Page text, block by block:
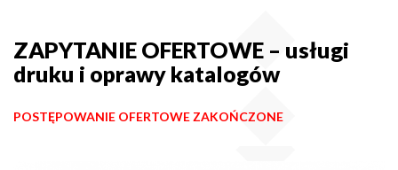
ZAPYTANIE OFERTOWE – usługi
druku i oprawy katalogów
POSTĘPOWANIE OFERTOWE ZAKOŃCZONE